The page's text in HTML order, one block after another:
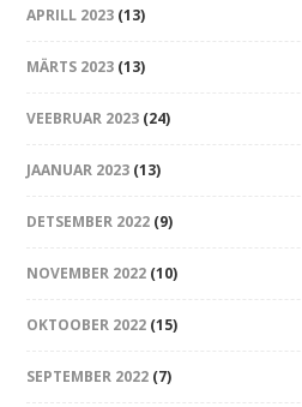
APRILL 2023 (13)
MÄRTS 2023 (13)
VEEBRUAR 2023 (24)
JAANUAR 2023 (13)
DETSEMBER 2022 (9)
NOVEMBER 2022 (10)
OKTOOBER 2022 (15)
SEPTEMBER 2022 (7)